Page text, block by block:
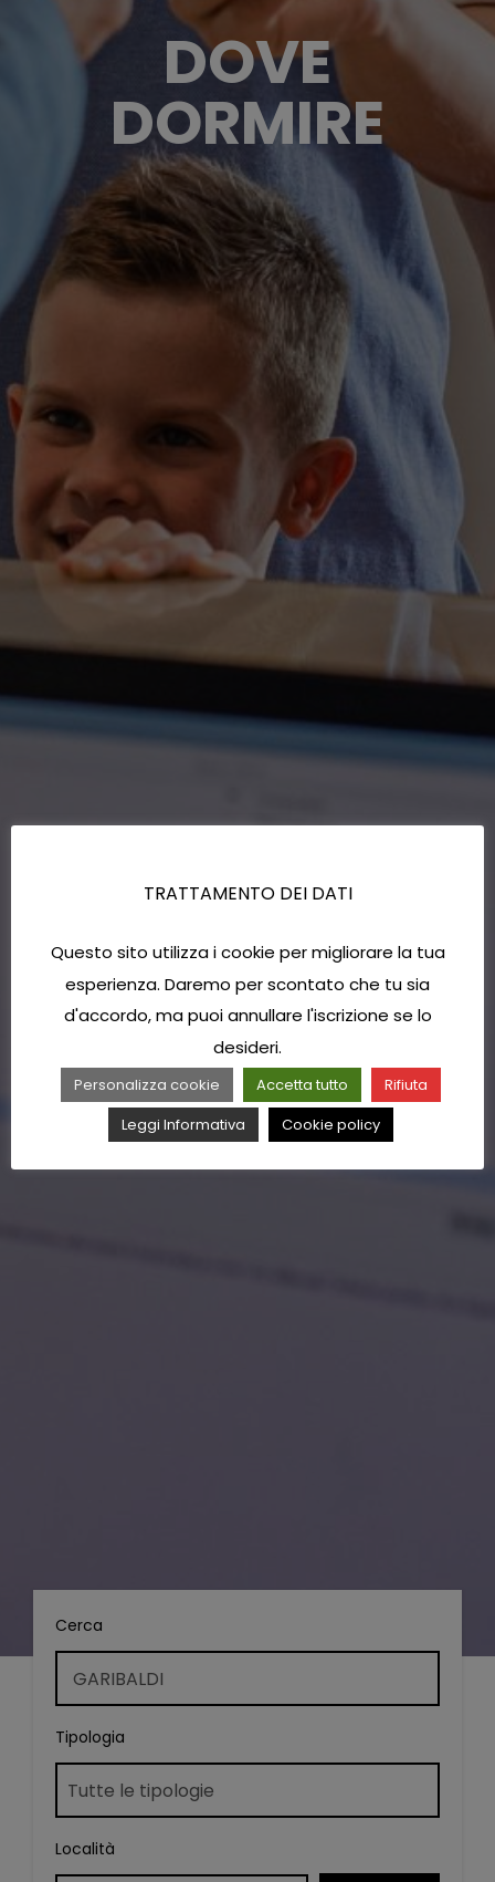
DOVE
DORMIRE
Cerca
Tipologia
Località
TRATTAMENTO DEI DATI
Questo sito utilizza i cookie per migliorare la tua
esperienza. Daremo per scontato che tu sia
d'accordo, ma puoi annullare l'iscrizione se lo
desideri.
Personalizza cookie Accetta tutto
Rifiuta
Leggi Informativa
Cookie policy